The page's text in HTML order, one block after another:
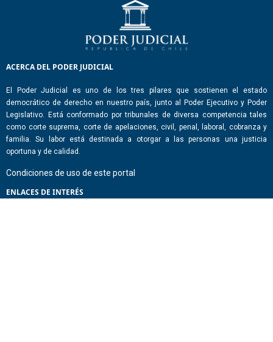
ACERCA DEL PODER JUDICIAL
El Poder Judicial es uno de los tres pilares que sostienen el estado
democrático de derecho en nuestro país, junto al Poder Ejecutivo y Poder
Legislativo. Está conformado por tribunales de diversa competencia tales
como corte suprema, corte de apelaciones, civil, penal, laboral, cobranza y
familia. Su labor está destinada a otorgar a las personas una justicia
oportuna y de calidad.
Condiciones de uso de este portal
ENLACES DE INTERÉS